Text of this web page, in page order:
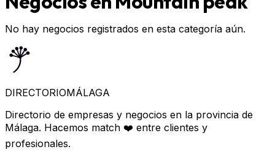
No hay negocios registrados en esta categoría aún.
DIRECTORIOMÁLAGA
Directorio de empresas y negocios en la provincia de
Málaga. Hacemos match ❤️ entre clientes y
profesionales.